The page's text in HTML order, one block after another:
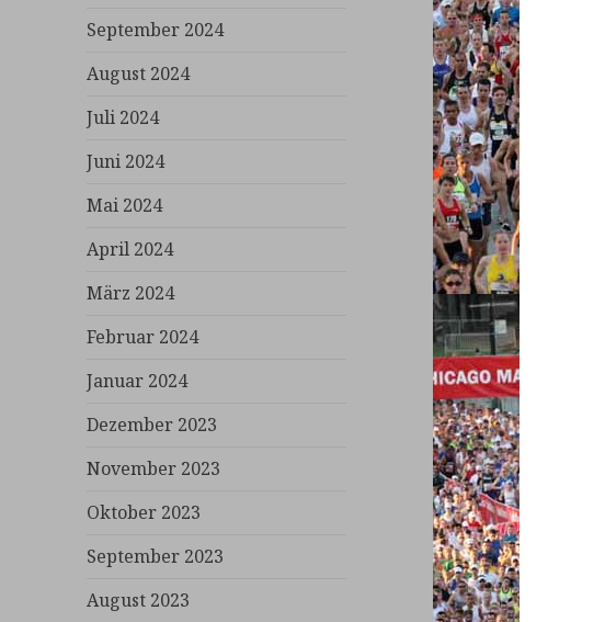
September 2024
August 2024
Juli 2024
Juni 2024
Mai 2024
April 2024
März 2024
Februar 2024
Januar 2024
Dezember 2023
November 2023
Oktober 2023
September 2023
August 2023